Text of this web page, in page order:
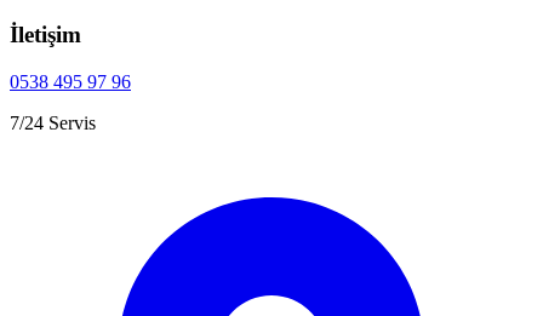
İletişim
0538 495 97 96
7/24 Servis